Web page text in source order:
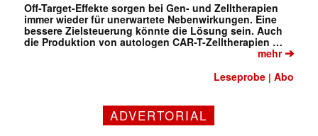
Off-Target-Effekte sorgen bei Gen- und Zelltherapien
immer wieder für unerwartete Nebenwirkungen. Eine
bessere Zielsteuerung könnte die Lösung sein. Auch
die Produktion von autologen CAR-T-Zelltherapien …
mehr➔
Leseprobe |Abo
ADVERTORIAL